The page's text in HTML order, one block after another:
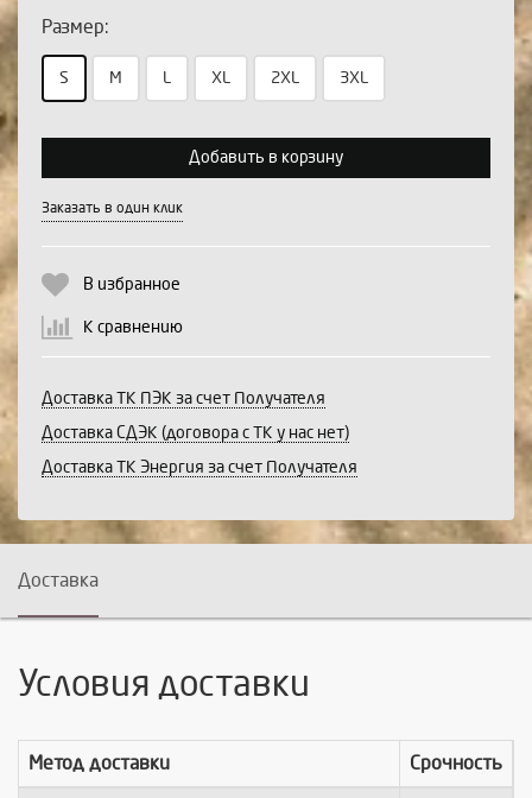
Размер:
S M L XL 2XL 3XL
Выберите количество:
Продолжить Отмена
Добавить в корзину
Заказать в один клик
В избранное
К сравнению
Доставка ТК ПЭК за счет Получателя
Доставка СДЭК (договора с ТК у нас нет)
Доставка ТК Энергия за счет Получателя
Доставка
Условия доставки
Метод доставки Срочность